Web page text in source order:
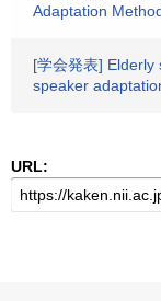
Adaptation
[学会発表]
speaker
URL: